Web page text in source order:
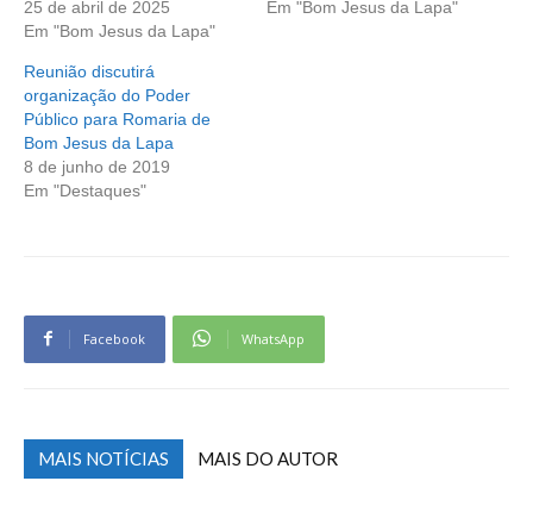
25 de abril de 2025
Em "Bom Jesus da Lapa"
Em "Bom Jesus da Lapa"
Reunião discutirá
organização do Poder
Público para Romaria de
Bom Jesus da Lapa
8 de junho de 2019
Em "Destaques"
Facebook WhatsApp
MAIS NOTÍCIAS MAIS DO AUTOR